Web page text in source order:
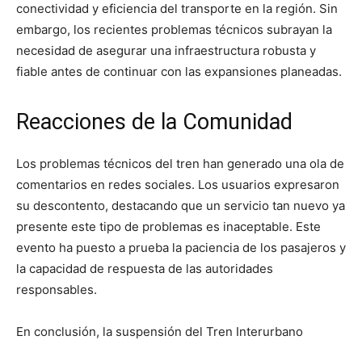
conectividad y eficiencia del transporte en la región. Sin
embargo, los recientes problemas técnicos subrayan la
necesidad de asegurar una infraestructura robusta y
fiable antes de continuar con las expansiones planeadas.
Reacciones de la Comunidad
Los problemas técnicos del tren han generado una ola de
comentarios en redes sociales. Los usuarios expresaron
su descontento, destacando que un servicio tan nuevo ya
presente este tipo de problemas es inaceptable. Este
evento ha puesto a prueba la paciencia de los pasajeros y
la capacidad de respuesta de las autoridades
responsables.
En conclusión, la suspensión del Tren Interurbano